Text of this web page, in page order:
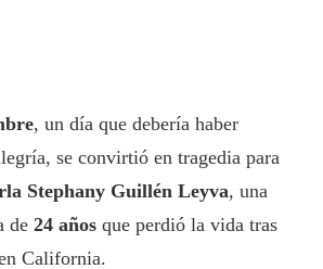
, un día que debería haber
se convirtió en tragedia para
Stephany Guillén Leyva, una
de 24 años que perdió la vida tras
California.